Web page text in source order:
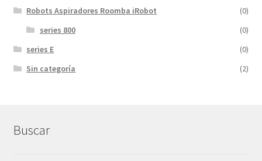
Robots Aspiradores Roomba iRobot
(0)
series 800
(0)
series E
(0)
Sin categoría
(2)
Buscar